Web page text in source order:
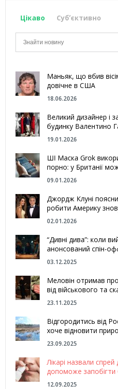
Цікаво Субʼєктивно
Маньяк, що вбив
довічне в США
18.06.2026
Великий дизайнер і
будинку Валентино
19.01.2026
ШІ Маска Grok
порно: у Британії
09.01.2026
Джордж Клуні
робити Америку
02.01.2026
“Дивні дива”: коли
анонсований спін-
03.12.2025
Меловін отримав
від військового та
23.11.2025
Відгородитись від
хоче відновити
23.09.2025
Лікарі назвали
допоможе запобігти
12.09.2025